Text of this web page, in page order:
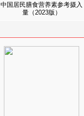
中国居民膳食营养素参考摄入
量（2023版）